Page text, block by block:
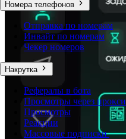
Номера телефонов
Отправка по номерам
Инвайт по номерам
Чекер номеров
Накрутка
Рефералы в бота
Просмотры через прокси
Просмотры
Реакции
Массовые подписки